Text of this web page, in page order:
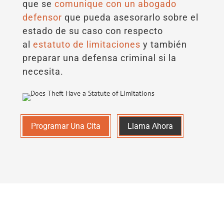
que se comunique con un abogado
defensor que pueda asesorarlo sobre el
estado de su caso con respecto
al estatuto de limitaciones y también
preparar una defensa criminal si la
necesita.
Programar Una Cita Llama Ahora